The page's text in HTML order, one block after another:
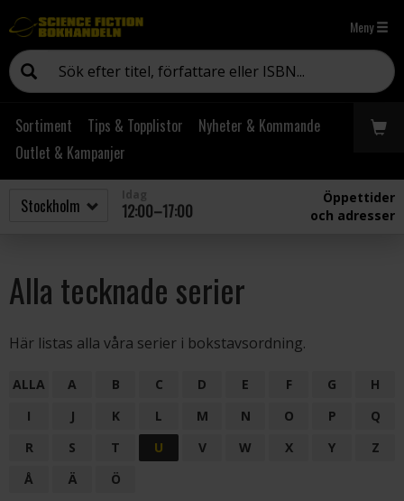
Meny
Sortiment Tips & Topplistor
Nyheter & Kommande
Outlet & Kampanjer
12:00–17:00
Öppettider
och adresser
Alla tecknade serier
Här listas alla våra serier i bokstavsordning.
ALLA A B C D E F G
H
I
J K L M N O P
Q
R
S T U V W X Y
Z
Å
Ä Ö